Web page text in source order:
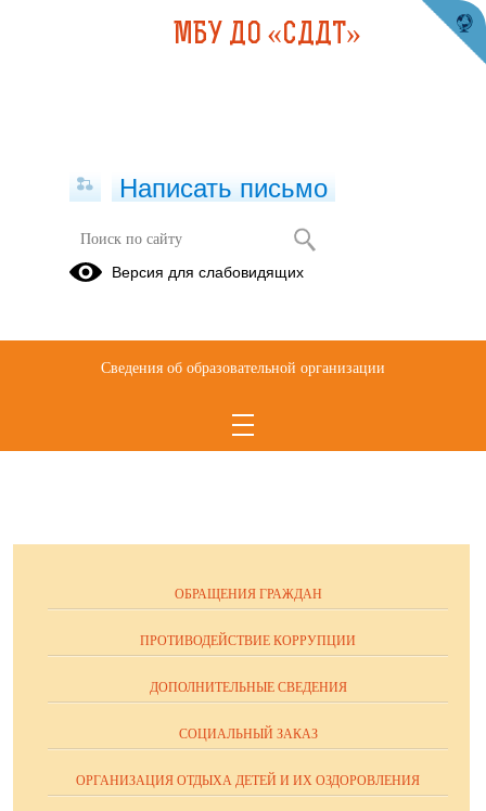
Понятийно-терминологическая база
антикоррупционного образования
Понятийно-терминологическая база антикоррупционного
ОБРАЩЕНИЯ ГРАЖДАН
ПРОТИВОДЕЙСТВИЕ КОРРУПЦИИ
ДОПОЛНИТЕЛЬНЫЕ СВЕДЕНИЯ
СОЦИАЛЬНЫЙ ЗАКАЗ
ОРГАНИЗАЦИЯ ОТДЫХА ДЕТЕЙ И ИХ ОЗДОРОВЛЕНИЯ
МБУ ДО «СДДТ»
Написать письмо
Версия для слабовидящих
Сведения об образовательной организации